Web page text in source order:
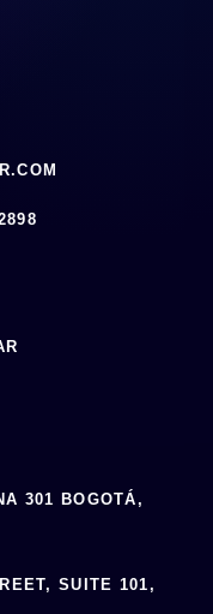
301 BOGOTÁ,
SUITE 101,